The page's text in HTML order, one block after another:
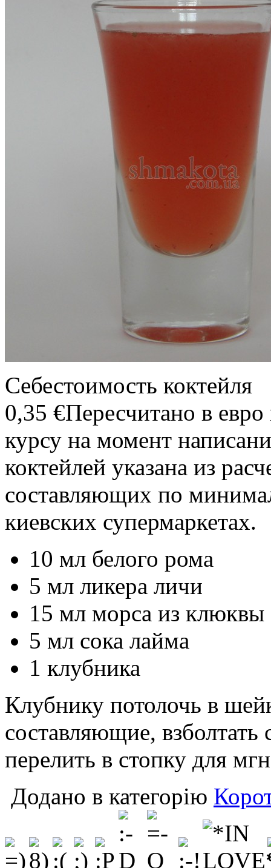
Себестоимость коктейля
0,35 €Пересчитано в
курсу на момент
коктейлей указана из
составляющих по
киевских супермаркетах.
10 мл белого рома
5 мл ликера личи
15 мл морса из клюквы
5 мл сока лайма
1 клубника
Клубнику потолочь в
составляющие, взболтать
перелить в стопку для
Додано в категорію